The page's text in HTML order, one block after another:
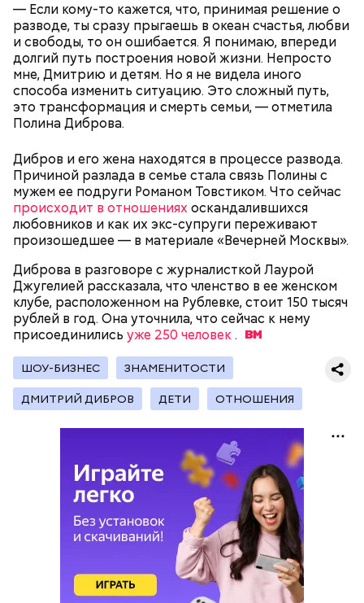
— Если кому-то кажется, что, принимая решение о
разводе, ты сразу прыгаешь в океан счастья, любви
и свободы, то он ошибается. Я понимаю, впереди
долгий путь построения новой жизни. Непросто
мне, Дмитрию и детям. Но я не видела иного
способа изменить ситуацию. Это сложный путь,
это трансформация и смерть семьи, — отметила
Полина Диброва.
Дибров и его жена находятся в процессе развода.
Причиной разлада в семье стала связь Полины с
мужем ее подруги Романом Товстиком. Что сейчас
происходит в отношенияхоскандалившихся
любовников и как их экс-супруги переживают
произошедшее — в материале «Вечерней Москвы».
Диброва в разговоре с журналисткой Лаурой
Джугелией рассказала, что членство в ее женском
клубе, расположенном на Рублевке, стоит 150 тысяч
рублей в год. Она уточнила, что сейчас к нему
присоединились уже 250 человек.
ШОУ-БИЗНЕС ЗНАМЕНИТОСТИ
ДМИТРИЙ ДИБРОВ ДЕТИ ОТНОШЕНИЯ
петрушка;
— Кабачки, порезанные кубиками, нужно легко
обжарить на сковороде. К ним добавляются зелень
петрушки, чеснок, соль и оливковое масло.
Получается очень вкусно, — поделился рецептом
Копылов.
Спагетти из кабачков
с сахарным диабетом;
лишним весом.
— В дыне содержится много сахара, который
представлен фруктозой. С одной стороны — это
хорошо, потому что дает энергию. Но важно
помнить, что сладкими дынями не нужно сильно
увлекаться, так же как и арбузами, людям с
сахарным диабетом и лишним весом, —
подчеркнула доктор.